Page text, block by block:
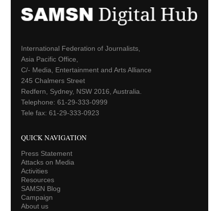
International Federation of Journalists,
Asia Pacific Office,
C/- Media, Entertainment and Arts Alliance
245 Chalmers Street
Redfern, Sydney, NSW 2016, Australia.
Telephone: 61-29-333-0999
Tele fax: 61-29-333-0923
QUICK NAVIGATION
Press Statement
Attacks on Media
Activities
Resources
SAMSN Blog
Campaign
About us